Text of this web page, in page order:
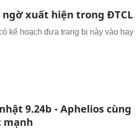
ngờ xuất hiện trong ĐTCL
kế hoạch đưa trang bị này vào hay
9.24b - Aphelios cùng
mạnh